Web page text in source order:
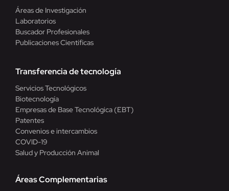
Áreas de Investigación
Laboratorios
Buscador Profesionales
Publicaciones Científicas
Transferencia de tecnología
Servicios Tecnológicos
Biotecnología
Empresas de Base Tecnológica (EBT)
Patentes
Convenios e intercambios
COVID-19
Salud y Producción Animal
Áreas Complementarias